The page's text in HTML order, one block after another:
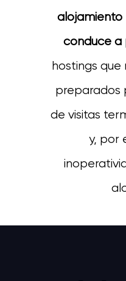
alojamiento
conduce a
hostings
preparados
de visitas
y, por